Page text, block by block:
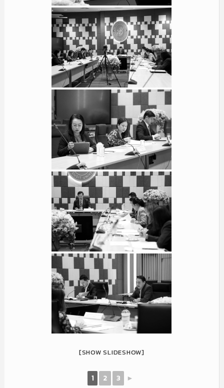
[SHOW SLIDESHOW]
1 2 3 ►